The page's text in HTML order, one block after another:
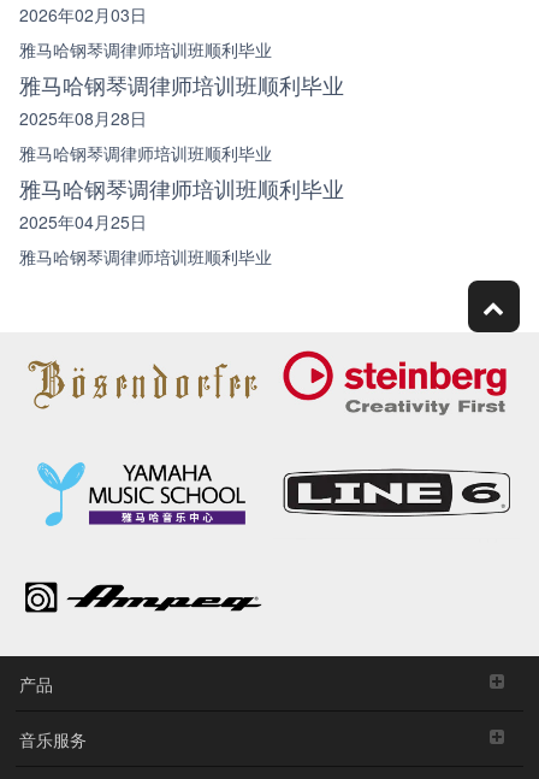
2026年02月03日
雅马哈钢琴调律师培训班顺利毕业
雅马哈钢琴调律师培训班顺利毕业
2025年08月28日
雅马哈钢琴调律师培训班顺利毕业
雅马哈钢琴调律师培训班顺利毕业
2025年04月25日
雅马哈钢琴调律师培训班顺利毕业
产品
音乐服务